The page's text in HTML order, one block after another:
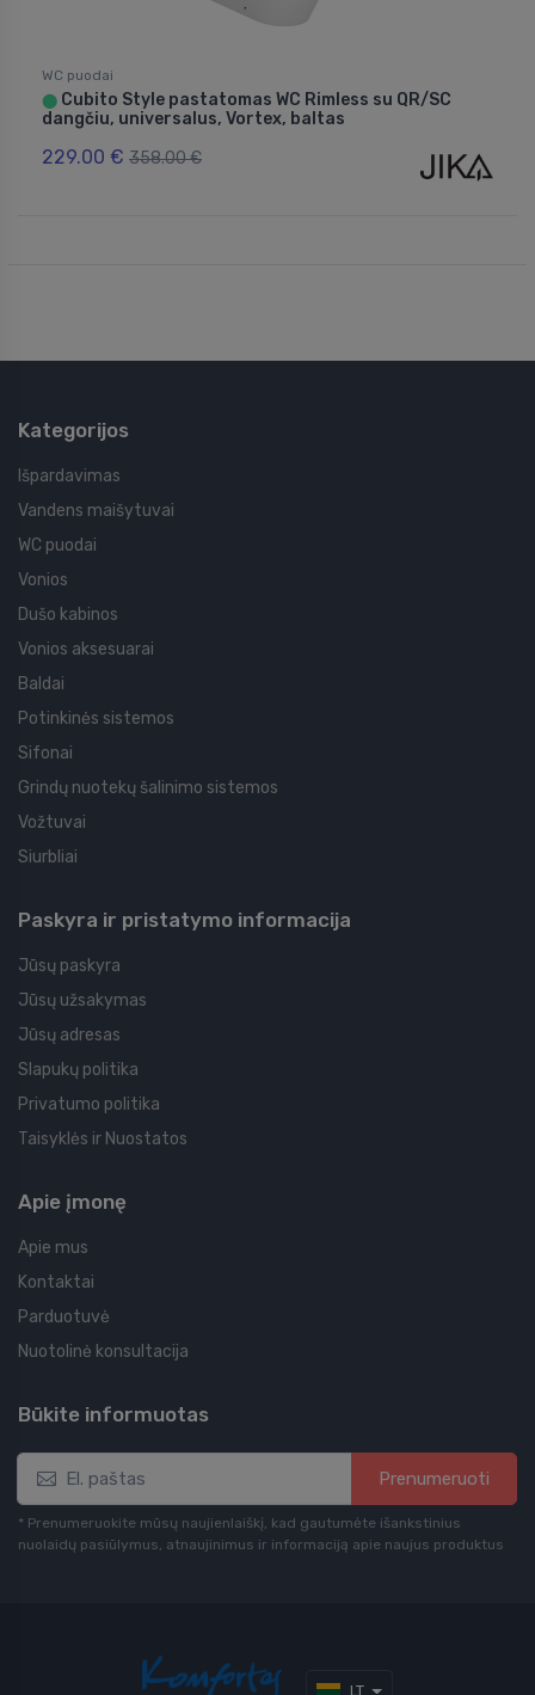
WC puodai
⬤ Cubito Style pastatomas WC Rimless su QR/SC
dangčiu, universalus, Vortex, baltas
229.00 € 358.00 €
Kategorijos
Išpardavimas
Vandens maišytuvai
WC puodai
Vonios
Dušo kabinos
Vonios aksesuarai
Baldai
Potinkinės sistemos
Sifonai
Grindų nuotekų šalinimo sistemos
Vožtuvai
Siurbliai
Paskyra ir pristatymo informacija
Jūsų paskyra
Jūsų užsakymas
Jūsų adresas
Slapukų politika
Privatumo politika
Taisyklės ir Nuostatos
Apie įmonę
Apie mus
Kontaktai
Parduotuvė
Nuotolinė konsultacija
Būkite informuotas
Prenumeruoti
* Prenumeruokite mūsų naujienlaiškį, kad gautumėte išankstinius
nuolaidų pasiūlymus, atnaujinimus ir informaciją apie naujus produktus
LT